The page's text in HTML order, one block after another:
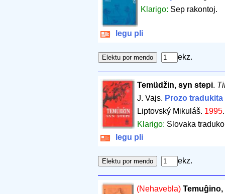
Klarigo: Sep rakontoj.
legu pli
ekz.
Temüdžin, syn stepi.
J. Vajs. Prozo tradukita
Liptovský Mikuláš. 1995
Klarigo: Slovaka
legu pli
ekz.
(Nehavebla)